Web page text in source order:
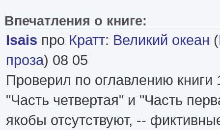
Впечатления о книге:
Isais про Кратт: Великий океан (
проза) 08 05
Проверил по оглавлению книги
"Часть четвертая" и "Часть
якобы отсутствуют, --